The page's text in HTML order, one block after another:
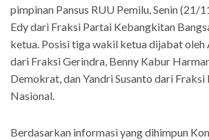
pimpinan Pansus RUU Pemilu, Senin (21/
Edy dari Fraksi Partai Kebangkitan
ketua. Posisi tiga wakil ketua dijabat oleh
dari Fraksi Gerindra, Benny Kabur
Demokrat, dan Yandri Susanto dari
Nasional.
Berdasarkan informasi yang dihimpun